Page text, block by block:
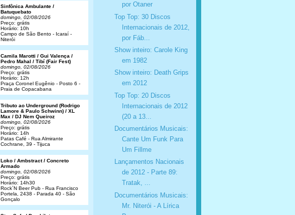
por Otaner
Top Top: 30 Discos
Internacionais de 2012,
por Fáb...
Show inteiro: Carole King
em 1982
Show inteiro: Death Grips
em 2012
Top Top: 20 Discos
Internacionais de 2012
(20 a 13...
Documentários Musicais:
Cante Um Funk Para
Um Fillme
Lançamentos Nacionais
de 2012 - Parte 89:
Tratak, ...
Documentários Musicais:
Mr. Niterói - A Lírica
Sinfônica Ambulante /
Batuquebato
domingo, 02/08/2026
Preço: grátis
Horário: 10h
Campo de São Bento - Icaraí -
Niterói
Camila Marotti / Gui Valença /
Pedro Mahal / Tibí (Fair Fest)
domingo, 02/08/2026
Preço: grátis
Horário: 12h
Praça Coronel Eugênio - Posto 6 -
Praia de Copacabana
Tributo ao Underground (Rodrigo
Lamore & Paulo Schwinn) / XL
Max / DJ Nem Queiroz
domingo, 02/08/2026
Preço: grátis
Horário: 14h
Patas Café - Rua Almirante
Cochrane, 39 - Tijuca
Loko / Ambstract / Concreto
Armado
domingo, 02/08/2026
Preço: grátis
Horário: 14h30
Rock´N Beer Pub - Rua Francisco
Portela, 2438 - Parada 40 - São
Gonçalo